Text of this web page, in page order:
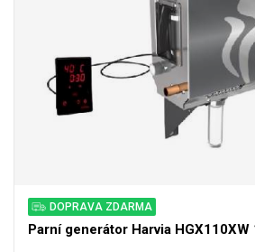
DOPRAVA ZDARMA
Parní generátor Harvia HGX110XW